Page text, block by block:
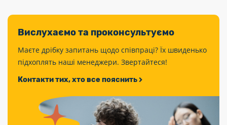
Вислухаємо та проконсультуємо
Маєте дрібку запитань щодо співпраці? Їх швиденько
підхоплять наші менеджери. Звертайтеся!
Контакти тих, хто все пояснить